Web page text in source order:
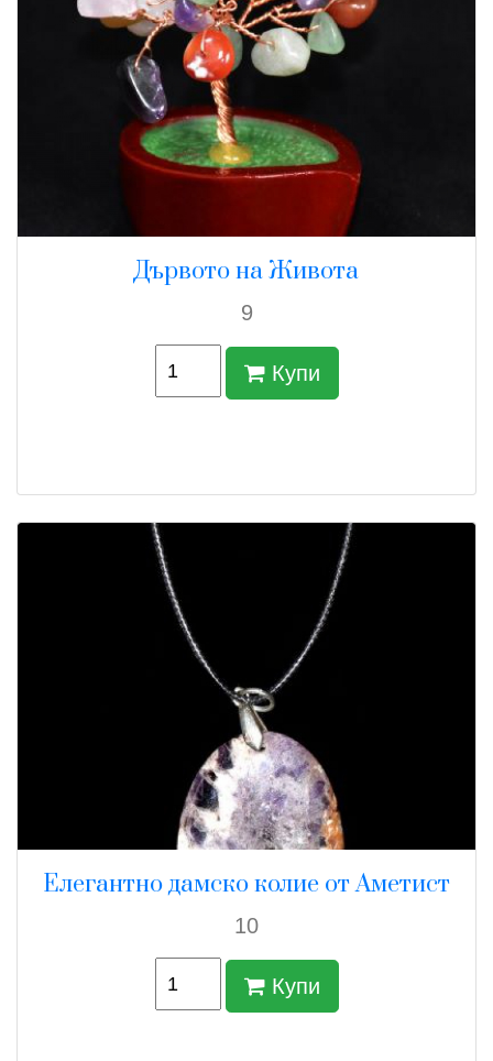
Дървото на Живота
9
Купи
Елегантно дамско колие от Аметист
10
Купи